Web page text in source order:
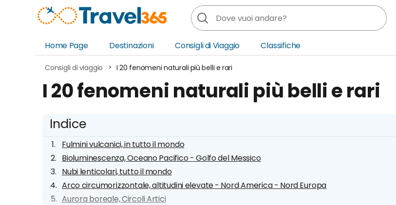
Home Page
Destinazioni
Africa
Asia
Nord America
America Centrale
Consigli di Viaggio Classifiche
Consigli di viaggio I 20 fenomeni naturali più belli e rari
I 20 fenomeni naturali più belli e rari
Indice
Fulmini vulcanici, in tutto il mondo
Bioluminescenza, Oceano Pacifico - Golfo del Messico
Nubi lenticolari, tutto il mondo
Arco circumorizzontale, altitudini elevate - Nord America - Nord Europa
Aurora boreale, Circoli Artici